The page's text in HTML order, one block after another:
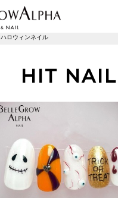
ハロウィンネイル
HIT NAIL